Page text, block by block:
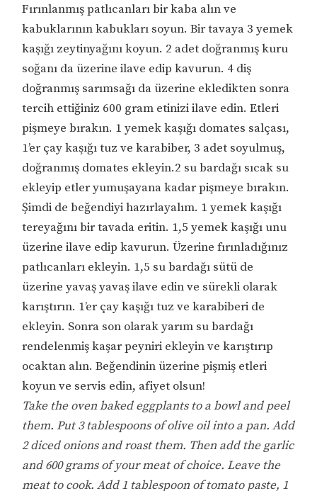
Fırınlanmış patlıcanları bir kaba alın ve
kabuklarının kabukları soyun. Bir tavaya 3 yemek
kaşığı zeytinyağını koyun. 2 adet doğranmış kuru
soğanı da üzerine ilave edip kavurun. 4 diş
doğranmış sarımsağı da üzerine ekledikten sonra
tercih ettiğiniz 600 gram etinizi ilave edin. Etleri
pişmeye bırakın. 1 yemek kaşığı domates salçası,
1’er çay kaşığı tuz ve karabiber, 3 adet soyulmuş,
doğranmış domates ekleyin.2 su bardağı sıcak su
ekleyip etler yumuşayana kadar pişmeye bırakın.
Şimdi de beğendiyi hazırlayalım. 1 yemek kaşığı
tereyağını bir tavada eritin. 1,5 yemek kaşığı unu
üzerine ilave edip kavurun. Üzerine fırınladığınız
patlıcanları ekleyin. 1,5 su bardağı sütü de
üzerine yavaş yavaş ilave edin ve sürekli olarak
karıştırın. 1’er çay kaşığı tuz ve karabiberi de
ekleyin. Sonra son olarak yarım su bardağı
rendelenmiş kaşar peyniri ekleyin ve karıştırıp
ocaktan alın. Beğendinin üzerine pişmiş etleri
koyun ve servis edin, afiyet olsun!
Take the oven baked eggplants to a bowl and peel
them. Put 3 tablespoons of olive oil into a pan. Add
2 diced onions and roast them. Then add the garlic
and 600 grams of your meat of choice. Leave the
meat to cook. Add 1 tablespoon of tomato paste, 1